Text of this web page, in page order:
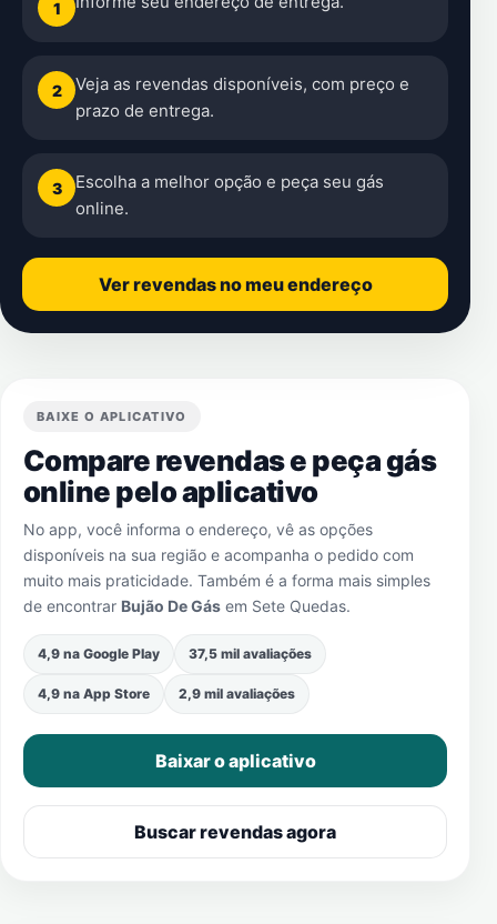
1
2
Veja as revendas disponíveis, com preço e
prazo de entrega.
3
Escolha a melhor opção e peça seu gás
online.
Ver revendas no meu endereço
BAIXE O APLICATIVO
Compare revendas e peça gás
online pelo aplicativo
No app, você informa o endereço, vê as opções
disponíveis na sua região e acompanha o pedido com
muito mais praticidade. Também é a forma mais simples
de encontrar Bujão De Gás em Sete Quedas.
4,9 na Google Play 37,5 mil avaliações
4,9 na App Store 2,9 mil avaliações
Baixar o aplicativo
Buscar revendas agora